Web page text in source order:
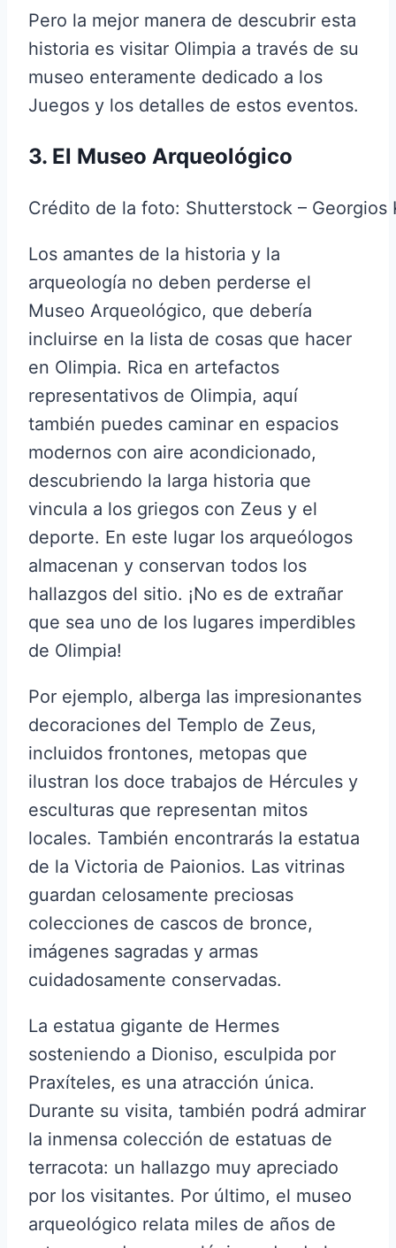
Pero la mejor manera de descubrir esta
historia es visitar Olimpia a través de su
museo enteramente dedicado a los
Juegos y los detalles de estos eventos.
3. El Museo Arqueológico
Crédito de la foto: Shutterstock – Georgios
Los amantes de la historia y la
arqueología no deben perderse el
Museo Arqueológico, que debería
incluirse en la lista de cosas que hacer
en Olimpia. Rica en artefactos
representativos de Olimpia, aquí
también puedes caminar en espacios
modernos con aire acondicionado,
descubriendo la larga historia que
vincula a los griegos con Zeus y el
deporte. En este lugar los arqueólogos
almacenan y conservan todos los
hallazgos del sitio. ¡No es de extrañar
que sea uno de los lugares imperdibles
de Olimpia!
Por ejemplo, alberga las impresionantes
decoraciones del Templo de Zeus,
incluidos frontones, metopas que
ilustran los doce trabajos de Hércules y
esculturas que representan mitos
locales. También encontrarás la estatua
de la Victoria de Paionios. Las vitrinas
guardan celosamente preciosas
colecciones de cascos de bronce,
imágenes sagradas y armas
cuidadosamente conservadas.
La estatua gigante de Hermes
sosteniendo a Dioniso, esculpida por
Praxíteles, es una atracción única.
Durante su visita, también podrá admirar
la inmensa colección de estatuas de
terracota: un hallazgo muy apreciado
por los visitantes. Por último, el museo
arqueológico relata miles de años de